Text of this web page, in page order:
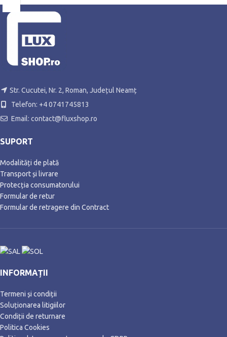
Str. Cucutei, Nr. 2, Roman, Județul Neamț
Telefon: +4 0741745813
Email: contact@fluxshop.ro
SUPORT
Modalități de plată
Transport și livrare
Protecția consumatorului
Formular de retur
Formular de retragere din Contract
INFORMAȚII
Termeni și condiții
Soluționarea litigiilor
Condiții de returnare
Politica Cookies